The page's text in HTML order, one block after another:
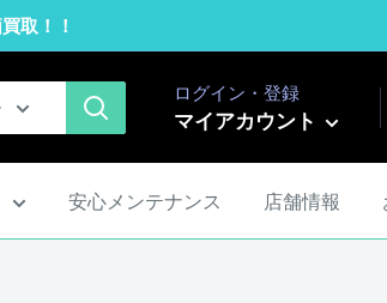
取！！
ログイン・登録
マイアカウント
安心メンテナンス 店舗情報